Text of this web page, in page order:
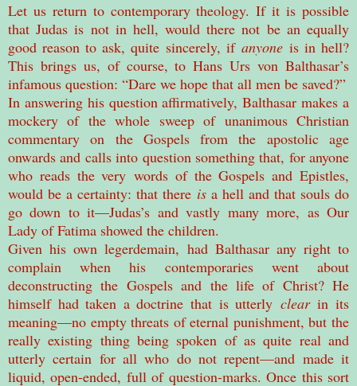
Let us return to contemporary theology. If it is possible
that Judas is not in hell, would there not be an equally
good reason to ask, quite sincerely, if anyone is in hell?
This brings us, of course, to Hans Urs von Balthasar’s
infamous question: “Dare we hope that all men be saved?”
In answering his question affirmatively, Balthasar makes a
mockery of the whole sweep of unanimous Christian
commentary on the Gospels from the apostolic age
onwards and calls into question something that, for anyone
who reads the very words of the Gospels and Epistles,
would be a certainty: that there isa hell and that souls do
go down to it—Judas’s and vastly many more, as Our
Lady of Fatima showed the children.
Given his own legerdemain, had Balthasar any right to
complain when his contemporaries went about
deconstructing the Gospels and the life of Christ? He
himself had taken a doctrine that is utterly clearin its
meaning—no empty threats of eternal punishment, but the
really existing thing being spoken of as quite real and
utterly certain for all who do not repent—and made it
liquid, open-ended, full of question-marks. Once this sort